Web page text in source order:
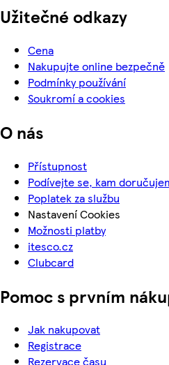
Užitečné odkazy
Cena
Nakupujte online bezpečně
Podmínky používání
Soukromí a cookies
O nás
Přístupnost
Podívejte se, kam
Poplatek za službu
Nastavení Cookies
Možnosti platby
itesco.cz
Clubcard
Pomoc s prvním
Jak nakupovat
Registrace
Rezervace času